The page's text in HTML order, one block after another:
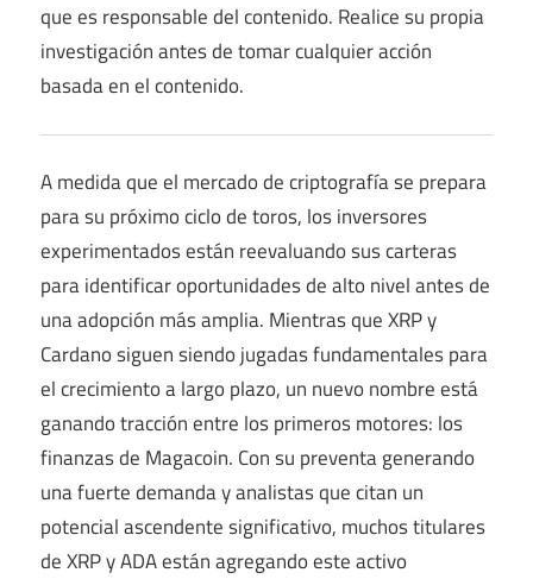
que es responsable del contenido. Realice su propia
investigación antes de tomar cualquier acción
basada en el contenido.
A medida que el mercado de criptografía se prepara
para su próximo ciclo de toros, los inversores
experimentados están reevaluando sus carteras
para identificar oportunidades de alto nivel antes de
una adopción más amplia. Mientras que XRP y
Cardano siguen siendo jugadas fundamentales para
el crecimiento a largo plazo, un nuevo nombre está
ganando tracción entre los primeros motores: los
finanzas de Magacoin. Con su preventa generando
una fuerte demanda y analistas que citan un
potencial ascendente significativo, muchos titulares
de XRP y ADA están agregando este activo